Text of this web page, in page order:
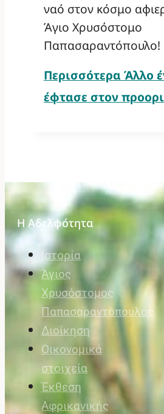
ναό στον κόσμο
Άγιο Χρυσόστομο
Παπασαραντόπουλο!
Περισσότερα Άλλο
έφτασε στον
Η Αδελφότητα
Ιστορία
Άγιος
Χρυσόστομος
Παπασαραντόπουλος
Διοίκηση
Οικονομικά
στοιχεία
Έκθεση
Αφρικανικής